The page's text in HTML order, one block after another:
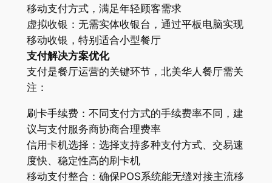
移动支付方式，满足年轻顾客需求
虚拟收银：无需实体收银台，通过平板电脑实现
移动收银，特别适合小型餐厅
支付解决方案优化
支付是餐厅运营的关键环节，北美华人餐厅需关
注：
刷卡手续费：不同支付方式的手续费率不同，建
议与支付服务商协商合理费率
信用卡机选择：选择支持多种支付方式、交易速
度快、稳定性高的刷卡机
移动支付整合：确保POS系统能无缝对接主流移